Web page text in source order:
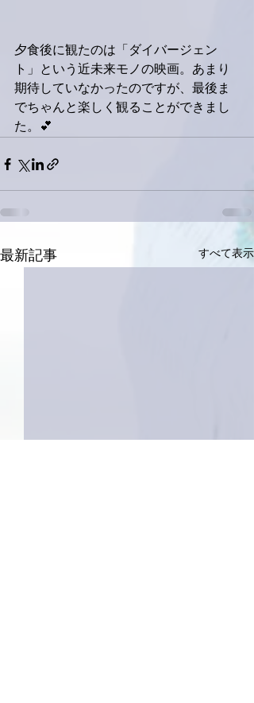
夕食後に観たのは「ダイバージェン
ト」という近未来モノの映画。あまり
期待していなかったのですが、最後ま
でちゃんと楽しく観ることができまし
た。💕
最新記事 すべて表示